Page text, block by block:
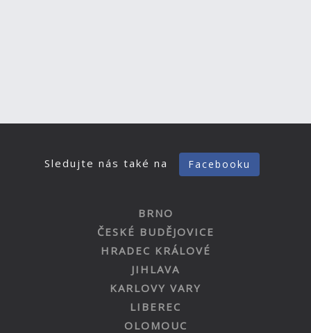
Sledujte nás také na Facebooku
BRNO
ČESKÉ BUDĚJOVICE
HRADEC KRÁLOVÉ
JIHLAVA
KARLOVY VARY
LIBEREC
OLOMOUC